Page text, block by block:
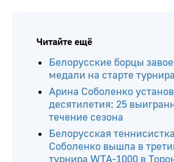
Читайте ещё
Белорусские борцы
медали на старте